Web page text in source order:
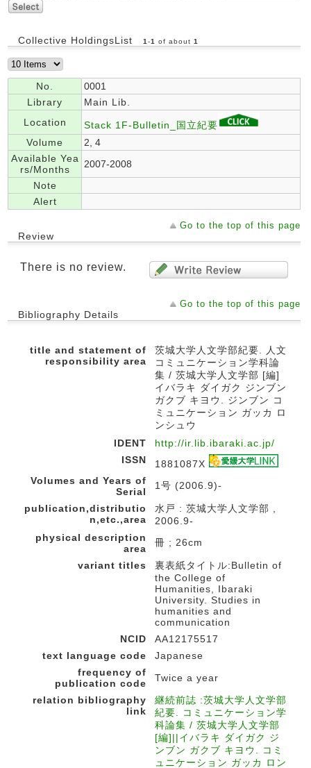
Collective HoldingsList 1 -1 of about 1
No.
0001
Library
Main Lib.
Location
Stack 1F-Bulletin_国立紀要
Volume
2, 4
Available Yea
rs/Months
2007-2008
Note
Alert
Go to the top of this page
Review
There is no review.
Go to the top of this page
Bibliography Details
title and statement of
responsibility area
茨城大学人文学部紀要. 人文
コミュニケーション学科論
集 / 茨城大学人文学部 [編]
イバラキ ダイガク ジンブン
ガクブ キヨウ. ジンブン コ
ミュニケーション ガッカ ロ
ンシュウ
IDENT
http://ir.lib.ibaraki.ac.jp/
ISSN
1881087X
Volumes and Years of
Serial
1号 (2006.9)-
publication,distributio
n,etc.,area
水戸 : 茨城大学人文学部 ,
2006.9-
physical description
area
冊 ; 26cm
variant titles
裏表紙タイトル:Bulletin of
the College of
Humanities, Ibaraki
University. Studies in
humanities and
communication
NCID
AA12175517
text language code
Japanese
frequency of
publication code
Twice a year
relation bibliography
link
継続前誌 :茨城大学人文学部
紀要. コミュニケーション学
科論集 / 茨城大学人文学部
[編]||イバラキ ダイガク ジ
ンブン ガクブ キヨウ. コミ
ュニケーション ガッカ ロン